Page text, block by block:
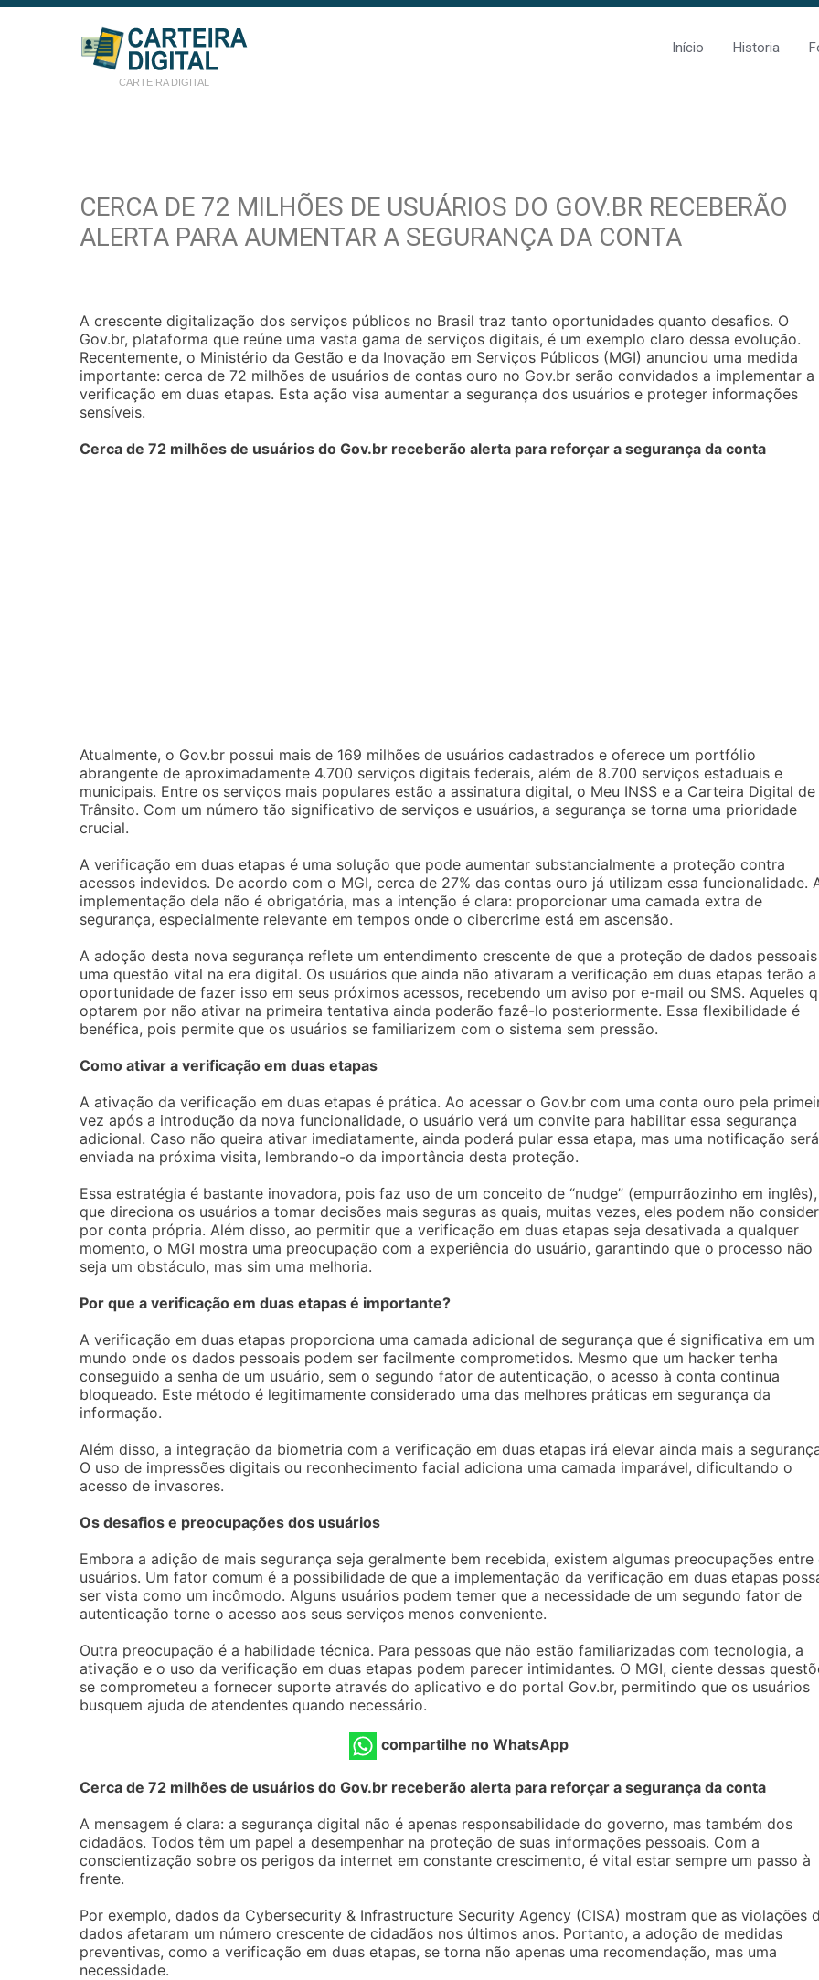
CARTEIRA DIGITAL
Início Historia
CERCA DE 72 MILHÕES DE USUÁRIOS DO GOV.BR RECEBERÃO
ALERTA PARA AUMENTAR A SEGURANÇA DA CONTA
A crescente digitalização dos serviços públicos no Brasil traz tanto oportunidades quanto desafios. O
Gov.br, plataforma que reúne uma vasta gama de serviços digitais, é um exemplo claro dessa evolução.
Recentemente, o Ministério da Gestão e da Inovação em Serviços Públicos (MGI) anunciou uma medida
importante: cerca de 72 milhões de usuários de contas ouro no Gov.br serão convidados a implementar a
verificação em duas etapas. Esta ação visa aumentar a segurança dos usuários e proteger informações
sensíveis.
Cerca de 72 milhões de usuários do Gov.br receberão alerta para reforçar a segurança da conta
Atualmente, o Gov.br possui mais de 169 milhões de usuários cadastrados e oferece um portfólio
abrangente de aproximadamente 4.700 serviços digitais federais, além de 8.700 serviços estaduais e
municipais. Entre os serviços mais populares estão a assinatura digital, o Meu INSS e a Carteira Digital de
Trânsito. Com um número tão significativo de serviços e usuários, a segurança se torna uma prioridade
crucial.
A verificação em duas etapas é uma solução que pode aumentar substancialmente a proteção contra
acessos indevidos. De acordo com o MGI, cerca de 27% das contas ouro já utilizam essa funcionalidade.
implementação dela não é obrigatória, mas a intenção é clara: proporcionar uma camada extra de
segurança, especialmente relevante em tempos onde o cibercrime está em ascensão.
A adoção desta nova segurança reflete um entendimento crescente de que a proteção de dados
uma questão vital na era digital. Os usuários que ainda não ativaram a verificação em duas etapas terão a
oportunidade de fazer isso em seus próximos acessos, recebendo um aviso por e-mail ou SMS. Aqueles
optarem por não ativar na primeira tentativa ainda poderão fazê-lo posteriormente. Essa flexibilidade é
benéfica, pois permite que os usuários se familiarizem com o sistema sem pressão.
Como ativar a verificação em duas etapas
A ativação da verificação em duas etapas é prática. Ao acessar o Gov.br com uma conta ouro pela
vez após a introdução da nova funcionalidade, o usuário verá um convite para habilitar essa segurança
adicional. Caso não queira ativar imediatamente, ainda poderá pular essa etapa, mas uma notificação será
enviada na próxima visita, lembrando-o da importância desta proteção.
Essa estratégia é bastante inovadora, pois faz uso de um conceito de “nudge” (empurrãozinho em inglês),
que direciona os usuários a tomar decisões mais seguras as quais, muitas vezes, eles podem não
por conta própria. Além disso, ao permitir que a verificação em duas etapas seja desativada a qualquer
momento, o MGI mostra uma preocupação com a experiência do usuário, garantindo que o processo não
seja um obstáculo, mas sim uma melhoria.
Por que a verificação em duas etapas é importante?
A verificação em duas etapas proporciona uma camada adicional de segurança que é significativa em um
mundo onde os dados pessoais podem ser facilmente comprometidos. Mesmo que um hacker tenha
conseguido a senha de um usuário, sem o segundo fator de autenticação, o acesso à conta continua
bloqueado. Este método é legitimamente considerado uma das melhores práticas em segurança da
informação.
Além disso, a integração da biometria com a verificação em duas etapas irá elevar ainda mais a
O uso de impressões digitais ou reconhecimento facial adiciona uma camada imparável, dificultando o
acesso de invasores.
Os desafios e preocupações dos usuários
Embora a adição de mais segurança seja geralmente bem recebida, existem algumas preocupações entre
usuários. Um fator comum é a possibilidade de que a implementação da verificação em duas etapas
ser vista como um incômodo. Alguns usuários podem temer que a necessidade de um segundo fator de
autenticação torne o acesso aos seus serviços menos conveniente.
Outra preocupação é a habilidade técnica. Para pessoas que não estão familiarizadas com tecnologia, a
ativação e o uso da verificação em duas etapas podem parecer intimidantes. O MGI, ciente dessas
se comprometeu a fornecer suporte através do aplicativo e do portal Gov.br, permitindo que os usuários
busquem ajuda de atendentes quando necessário.
compartilhe no WhatsApp
Cerca de 72 milhões de usuários do Gov.br receberão alerta para reforçar a segurança da conta
A mensagem é clara: a segurança digital não é apenas responsabilidade do governo, mas também dos
cidadãos. Todos têm um papel a desempenhar na proteção de suas informações pessoais. Com a
conscientização sobre os perigos da internet em constante crescimento, é vital estar sempre um passo à
frente.
Por exemplo, dados da Cybersecurity & Infrastructure Security Agency (CISA) mostram que as violações
dados afetaram um número crescente de cidadãos nos últimos anos. Portanto, a adoção de medidas
preventivas, como a verificação em duas etapas, se torna não apenas uma recomendação, mas uma
necessidade.